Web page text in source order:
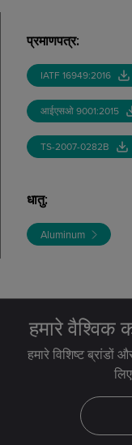
प्रमाणपत्र:
IATF 16949:2016
आईएसओ 9001:2015
TS-2007-0282B
धातु:
Aluminum
हमारे वैश्विक
हमारे विशिष्ट